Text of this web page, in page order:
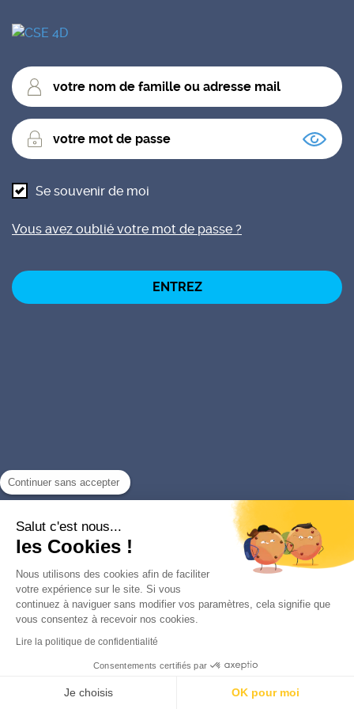
Continuer sans accepter
Salut c'est nous...
les Cookies !
Nous utilisons des cookies afin de faciliter
votre expérience sur le site. Si vous
continuez à naviguer sans modifier vos paramètres, cela signifie que
vous consentez à recevoir nos cookies.
Lire la politique de confidentialité
Consentements certifiés par
Je choisis OK pour moi
votre
nom
famille
ou
mail
votre
mot
passeSe souvenir de moi
Vous avez oublié votre mot de passe ?
ENTREZ
PAS ENCORE DE COMPTE ?
INSCRIVEZ-VOUS